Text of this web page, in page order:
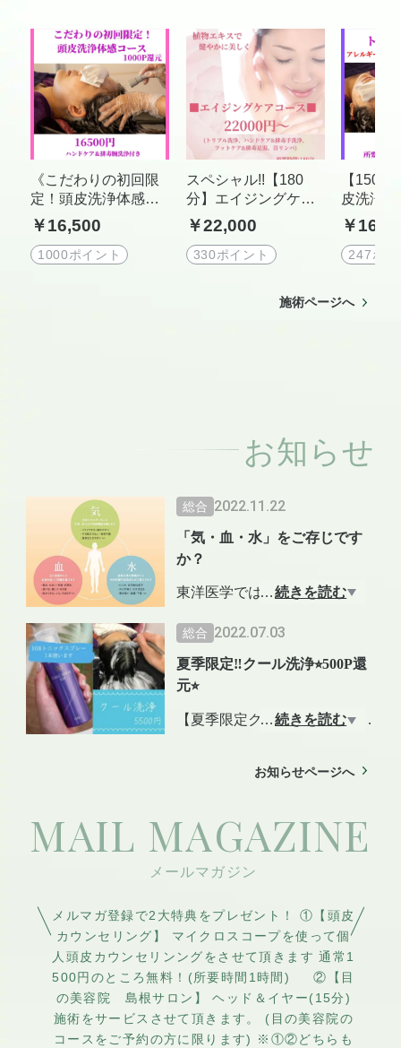
《こだわりの初回限
定！頭皮洗浄体感コ
ース 1000P 還元》 1
6500 円(税込)3 時間
30 分~（カウンセリ
￥16,500
1000ポイント
スペシャル!!【180
分】エイジングケア
コース(トリプル洗
浄、ハンドケア&排毒
手洗浄、フットケア&
※キープ会員様につ
いてはお問合せ下さ
￥22,000
330ポイント
【150
皮洗浄(
￥
247ポイ
施術ページへ
お知らせ
総合 2022.11.22
「気・血・水」をご存じです
か？
東洋医学では「気」「血」
体の中を常に巡っており、そ
れによって心と身体の健康を
保っていると考えられていま
す。
気…生命活動のエネルギー源
水…血液以外の体液(津液)
※滞りを流すきっかけをつく
る施術に有効的なのが頭皮洗
浄です。
…続きを読む
総合 2022.07.03
夏季限定‼クール洗浄⭐︎500P還
元⭐︎
【夏季限定クール洗浄 5500
夏は気温の上昇により頭部に
く、また紫外線による頭皮の
「日焼け」「炎症」などのト
な季節です。【冬病夏治とう
びょうかじ】冬の病は夏に治
す‼
頭皮をしっかり冷やす事で、
アレルギー因子を排毒するこ
とが出来ます！冷やっと爽快
… 続きを読む
お知らせページへ
MAIL MAGAZINE
メルマガ登録で2大特典をプレゼント！ ①【頭皮
カウンセリング】 マイクロスコープを使って個
人頭皮カウンセリンングをさせて頂きます 通常1
500円のところ無料！(所要時間1時間) ②【目
の美容院 島根サロン】 ヘッド＆イヤー(15分)
施術をサービスさせて頂きます。 (目の美容院の
コースをご予約の方に限ります) ※①②どちらも